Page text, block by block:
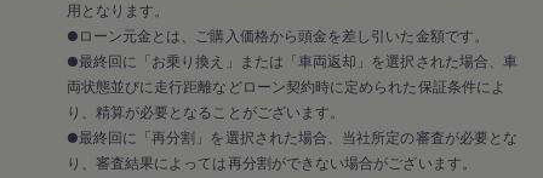
用となります。
●ローン元金とは、ご購入価格から頭金を差し引いた金額です。
●最終回に「お乗り換え」または「車両返却」を選択された場合、車
両状態並びに走行距離などローン契約時に定められた保証条件によ
り、精算が必要となることがございます。
●最終回に「再分割」を選択された場合、当社所定の審査が必要とな
り、審査結果によっては再分割ができない場合がございます。